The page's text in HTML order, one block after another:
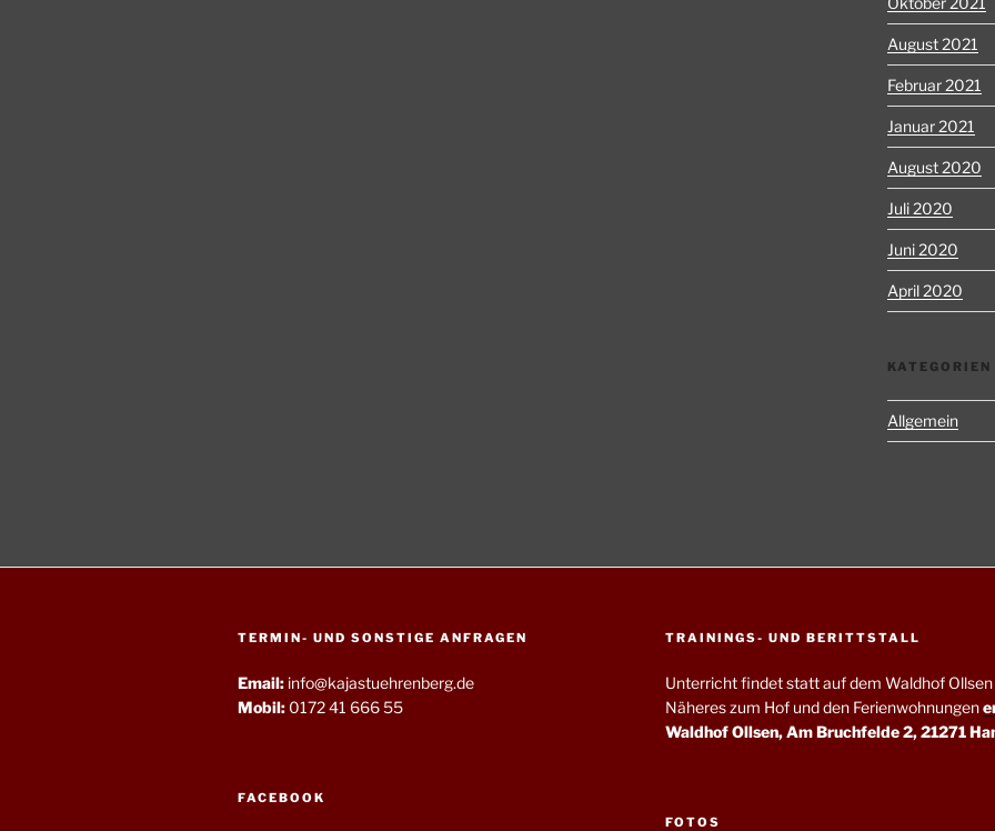
August 2021
Februar 2021
Januar 2021
August 2020
Juli 2020
Juni 2020
April 2020
KATEGORIEN
Allgemein
TERMIN- UND SONSTIGE ANFRAGEN
Email: info@kajastuehrenberg.de
Mobil: 0172 41 666 55
FACEBOOK
TRAININGS- UND BERITTSTALL
Unterricht findet statt auf dem Waldhof
Näheres zum Hof und den Ferienwohnungen
Waldhof Ollsen, Am Bruchfelde 2, 21271
FOTOS